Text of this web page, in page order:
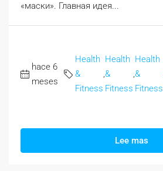
«маски». Главная идея...
hace 6
meses
Health
&
Fitness
,
Health
&
Fitness
,
Health
&
Fitness
Lee mas